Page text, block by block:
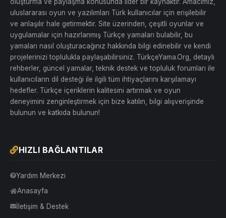
uluslararası oyun ve yazılımları Türk kullanıcılar için erişilebilir
ve anlaşılır hale getirmektir. Site üzerinden, çeşitli oyunlar ve
uygulamalar için hazırlanmış Türkçe yamaları bulabilir, bu
yamaları nasıl oluşturacağınız hakkında bilgi edinebilir ve kendi
projelerinizi toplulukla paylaşabilirsiniz. TürkçeYama.Org, detaylı
rehberler, güncel yamalar, teknik destek ve topluluk forumları ile
kullanıcıların dil desteği ile ilgili tüm ihtiyaçlarını karşılamayı
hedefler. Türkçe içeriklerin kalitesini artırmak ve oyun
deneyimini zenginleştirmek için bize katılın, bilgi alışverişinde
bulunun ve katkıda bulunun!
HIZLI BAĞLANTILAR
Yardım Merkezi
Anasayfa
İletişim & Destek